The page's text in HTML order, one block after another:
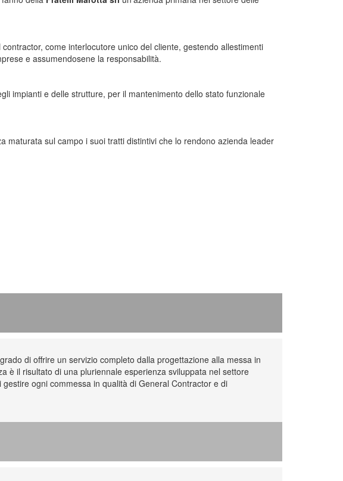
come interlocutore unico del cliente, gestendo allestimenti
e assumendosene la responsabilità.
impianti e delle strutture, per il mantenimento dello stato funzionale
maturata sul campo i suoi tratti distintivi che lo rendono azienda leader
di offrire un servizio completo dalla progettazione alla messa in
è il risultato di una pluriennale esperienza sviluppata nel settore
ogni commessa in qualità di General Contractor e di